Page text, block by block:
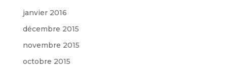
janvier 2016
décembre 2015
novembre 2015
octobre 2015